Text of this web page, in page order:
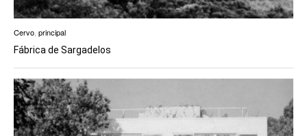
Cervo, principal
Fábrica de Sargadelos